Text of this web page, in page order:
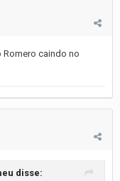
Romero caindo no
disse: